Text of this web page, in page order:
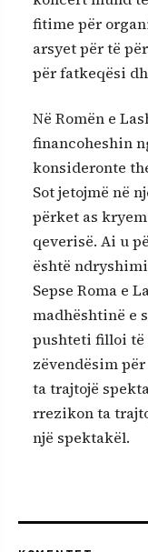
fitime për
arsyet për të
për fatkeqësi
Në Romën e
financoheshin
konsideronte
Sot jetojmë në
përket as
qeverisë. Ai u
është
Sepse Roma e
madhështinë e
pushteti filloi të
zëvendësim
ta trajtojë
rrezikon ta
një spektakël.